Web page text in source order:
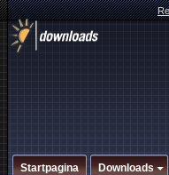
Startpagina Downloads